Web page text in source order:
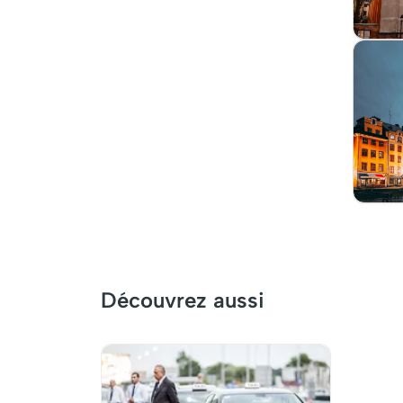
Découvrez aussi